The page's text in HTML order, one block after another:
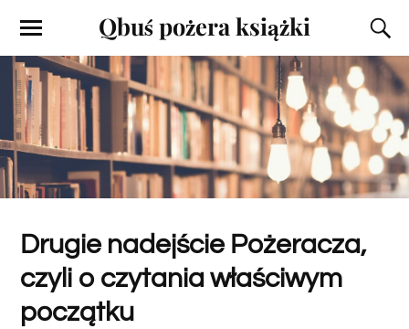
Qbuś pożera książki
Drugie nadejście Pożeracza,
czyli o czytania właściwym
początku